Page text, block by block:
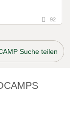
92
Suche teilen